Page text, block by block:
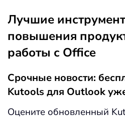
Лучшие
повышения
работы с Office
Срочные новости:
Kutools для Outlook
Оцените обновленный